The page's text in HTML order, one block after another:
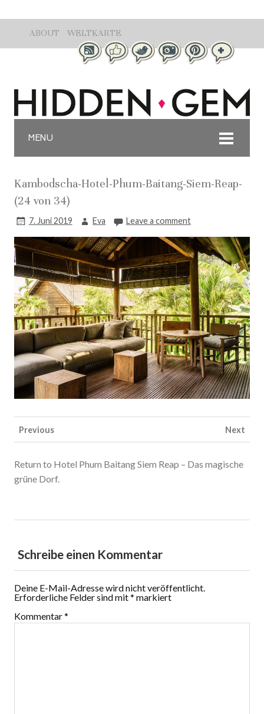
ABOUT WELTKARTE
MENU
Kambodscha-Hotel-Phum-Baitang-Siem-Reap-
(24 von 34)
7. Juni 2019 Eva Leave a comment
Previous Next
Return to Hotel Phum Baitang Siem Reap – Das magische
grüne Dorf.
Schreibe einen Kommentar
Deine E-Mail-Adresse wird nicht veröffentlicht.
Erforderliche Felder sind mit* markiert
Kommentar*